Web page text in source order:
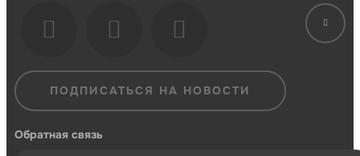
ПОДПИСАТЬСЯ НА НОВОСТИ
Обратная связь